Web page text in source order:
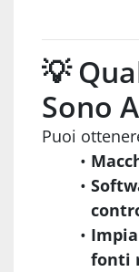
💡
Sono
Puoi
fonti